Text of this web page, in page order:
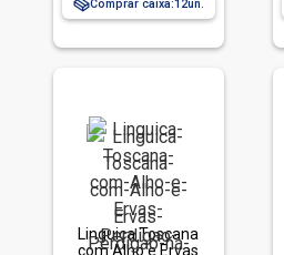
Comprar caixa:12
Linguiça Toscana
com Alho e Ervas